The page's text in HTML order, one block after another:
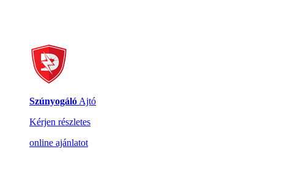
Szúnyogáló Ajtó
Kérjen részletes
online ajánlatot